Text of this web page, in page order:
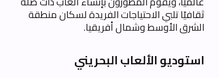
ثقافيًا تلبي الاحتياجات الفريدة لسكان منطقة
الشرق الأوسط وشمال أفريقيا.
استوديو الألعاب البحريني